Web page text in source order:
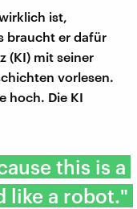
ist,
braucht er dafür
(KI) mit seiner
vorlesen.
hoch. Die KI
this is a
like a robot."